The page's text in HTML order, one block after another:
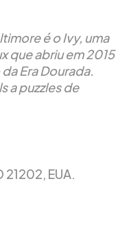
é o Ivy, uma
que abriu em 2015
Era Dourada.
a puzzles de
EUA.